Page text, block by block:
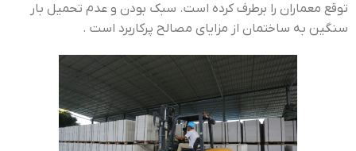
توقع معماران را برطرف کرده است. سبک بودن و عدم تحمیل بار
سنگین به ساختمان از مزایای مصالح پرکاربرد است .